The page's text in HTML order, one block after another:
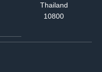
Thailand
10800